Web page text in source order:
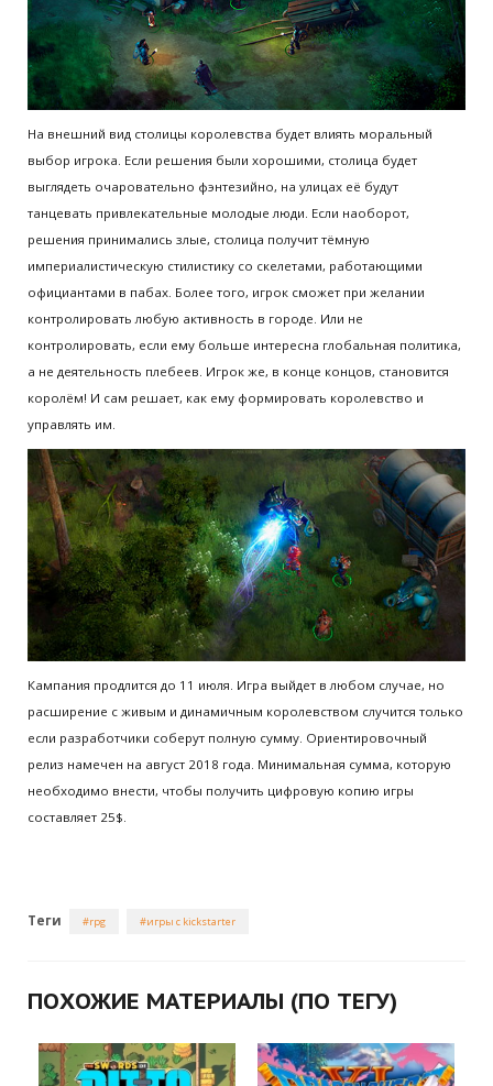
На внешний вид столицы королевства будет влиять моральный
выбор игрока. Если решения были хорошими, столица будет
выглядеть очаровательно фэнтезийно, на улицах её будут
танцевать привлекательные молодые люди. Если наоборот,
решения принимались злые, столица получит тёмную
империалистическую стилистику со скелетами, работающими
официантами в пабах. Более того, игрок сможет при желании
контролировать любую активность в городе. Или не
контролировать, если ему больше интересна глобальная политика,
а не деятельность плебеев. Игрок же, в конце концов, становится
королём! И сам решает, как ему формировать королевство и
управлять им.
Кампания продлится до 11 июля. Игра выйдет в любом случае, но
расширение с живым и динамичным королевством случится только
если разработчики соберут полную сумму. Ориентировочный
релиз намечен на август 2018 года. Минимальная сумма, которую
необходимо внести, чтобы получить цифровую копию игры
составляет 25$.
Теги rpg игры с kickstarter
ПОХОЖИЕ МАТЕРИАЛЫ (ПО ТЕГУ)